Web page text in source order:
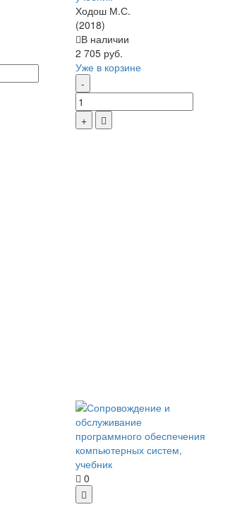
Ходош М.С.
(2018)
В наличии
2 705 руб.
Уже в корзине
0